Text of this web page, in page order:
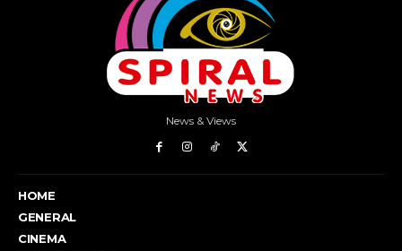
News & Views
HOME
GENERAL
CINEMA